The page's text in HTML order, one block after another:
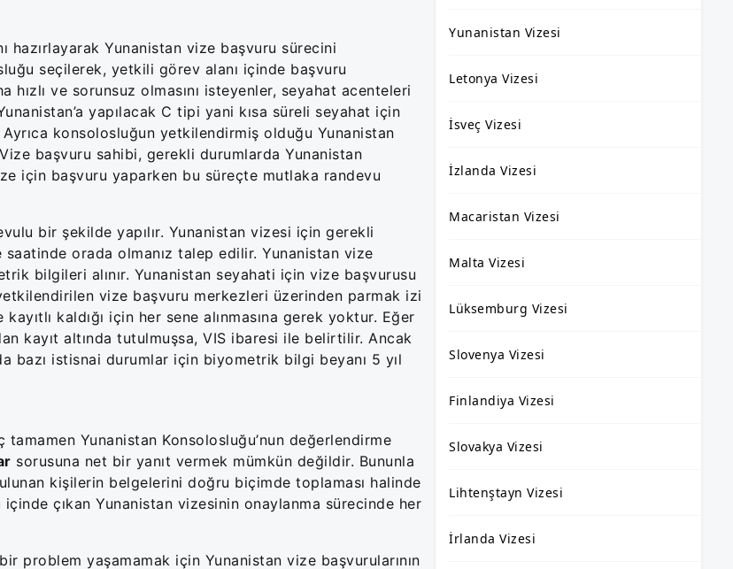
hazırlayarak Yunanistan vize başvuru sürecini
seçilerek, yetkili görev alanı içinde başvuru
hızlı ve sorunsuz olmasını isteyenler, seyahat acenteleri
yapılacak C tipi yani kısa süreli seyahat için
konsolosluğun yetkilendirmiş olduğu Yunanistan
başvuru sahibi, gerekli durumlarda Yunanistan
için başvuru yaparken bu süreçte mutlaka randevu
bir şekilde yapılır. Yunanistan vizesi için gerekli
orada olmanız talep edilir. Yunanistan vize
bilgileri alınır. Yunanistan seyahati için vize başvurusu
vize başvuru merkezleri üzerinden parmak izi
kaldığı için her sene alınmasına gerek yoktur. Eğer
kayıt altında tutulmuşsa, VIS ibaresi ile belirtilir. Ancak
bazı istisnai durumlar için biyometrik bilgi beyanı 5 yıl
Yunanistan Konsolosluğu’nun değerlendirme
sorusuna net bir yanıt vermek mümkün değildir. Bununla
kişilerin belgelerini doğru biçimde toplaması halinde
çıkan Yunanistan vizesinin onaylanma sürecinde her
problem yaşamamak için Yunanistan vize başvurularının
Yunanistan Vizesi
Letonya Vizesi
İsveç Vizesi
İzlanda Vizesi
Macaristan Vizesi
Malta Vizesi
Lüksemburg Vizesi
Slovenya Vizesi
Finlandiya Vizesi
Slovakya Vizesi
Lihtenştayn Vizesi
İrlanda Vizesi